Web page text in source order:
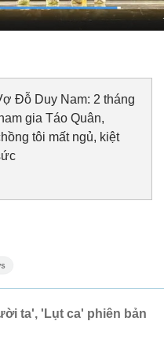
Đỗ Duy Nam: 2 tháng
gia Táo Quân,
tôi mất ngủ, kiệt
ta', 'Lụt ca' phiên bản